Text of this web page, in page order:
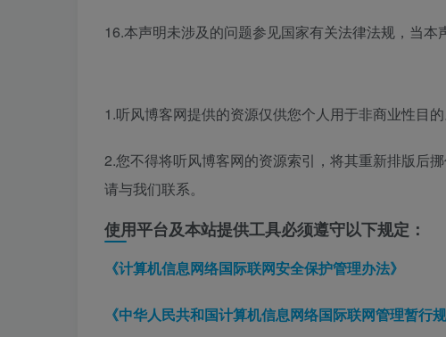
16.本声明未涉及的问题参见国家有关法律法规，当本
1.听风博客网提供的资源仅供您个人用于非商业性目
2.您不得将听风博客网的资源索引，将其重新排版后
请与我们联系。
使用平台及本站提供工具必须遵守以下规定：
《计算机信息网络国际联网安全保护管理办法》
《中华人民共和国计算机信息网络国际联网管理暂行规